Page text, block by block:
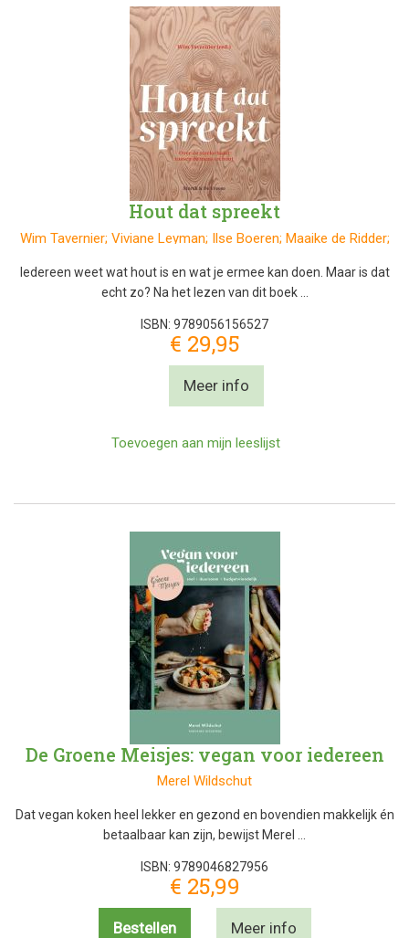
Hout dat spreekt
Wim Tavernier; Viviane Leyman; Ilse Boeren; Maaike de Ridder;
Iedereen weet wat hout is en wat je ermee kan doen. Maar is dat
echt zo? Na het lezen van dit boek …
ISBN: 9789056156527
€ 29,95
Meer info
Toevoegen aan mijn leeslijst
De Groene Meisjes: vegan voor iedereen
Merel Wildschut
Dat vegan koken heel lekker en gezond en bovendien makkelijk én
betaalbaar kan zijn, bewijst Merel …
ISBN: 9789046827956
€ 25,99
Bestellen Meer info